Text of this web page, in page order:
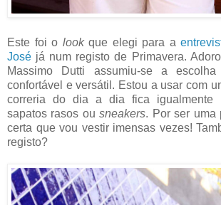
Este foi o lookque elegi para a
José já num registo de Primavera. Adoro
Massimo Dutti assumiu-se a
confortável e versátil. Estou a usar com
correria do dia a dia fica igualmente
sapatos rasos ousneakers. Por ser uma
certa que vou vestir imensas vezes!
registo?